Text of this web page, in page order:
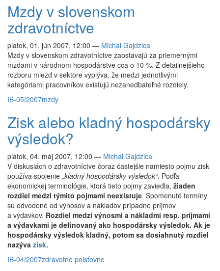
Mzdy v slovenskom
zdravotníctve
piatok, 01. jún 2007, 12:00 — Michal Gajdzica
Mzdy v slovenskom zdravotníctve zaostavajú za priemernými
mzdami v národnom hospodárstve cca o 10 %. Z detailnejšieho
rozboru miezd v sektore vyplýva, že medzi jednotlivými
kategóriami pracovníkov existujú nezanedbateľné rozdiely.
IB-05/2007mzdy
Zisk alebo kladný hospodársky
výsledok?
piatok, 04. máj 2007, 12:00 — Michal Gajdzica
V diskusiách o zdravotníctve čoraz častejšie namiesto pojmu zisk
používa spojenie „kladný hospodársky výsledok“. Podľa
ekonomickej terminológie, ktorá tieto pojmy zaviedla, žiaden
rozdiel medzi týmito pojmami neexistuje. Spomenuté termíny
sú odvodené od výnosov a nákladov prípadne príjmov
a výdavkov. Rozdiel medzi výnosmi a nákladmi resp. príjmami
a výdavkami je definovaný ako hospodársky výsledok. Ak je
hospodársky výsledok kladný, potom sa dosiahnutý rozdiel
nazýva zisk.
IB-04/2007zdravotné poisťovne